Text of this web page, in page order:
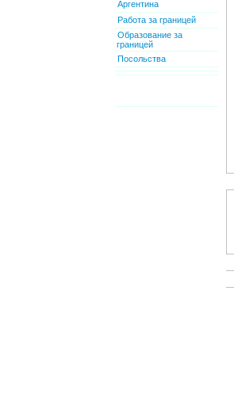
Аргентина
Работа за границей
Образование за
границей
Посольства